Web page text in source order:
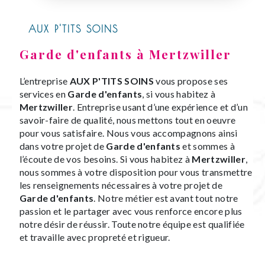
AUX P'TITS SOINS
Garde d'enfants à Mertzwiller
L’entreprise AUX P'TITS SOINS vous propose ses
services en Garde d'enfants, si vous habitez à
Mertzwiller. Entreprise usant d’une expérience et d’un
savoir-faire de qualité, nous mettons tout en oeuvre
pour vous satisfaire. Nous vous accompagnons ainsi
dans votre projet de Garde d'enfants et sommes à
l’écoute de vos besoins. Si vous habitez à Mertzwiller,
nous sommes à votre disposition pour vous transmettre
les renseignements nécessaires à votre projet de
Garde d'enfants. Notre métier est avant tout notre
passion et le partager avec vous renforce encore plus
notre désir de réussir. Toute notre équipe est qualifiée
et travaille avec propreté et rigueur.